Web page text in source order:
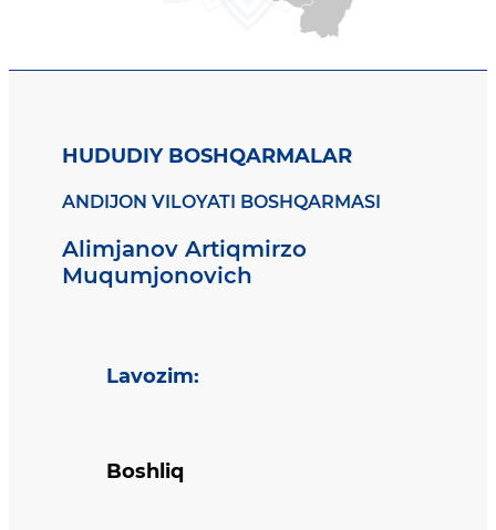
HUDUDIY BOSHQARMALAR
ANDIJON VILOYATI BOSHQARMASI
Alimjanov Artiqmirzo
Muqumjonovich
Lavozim:
Boshliq